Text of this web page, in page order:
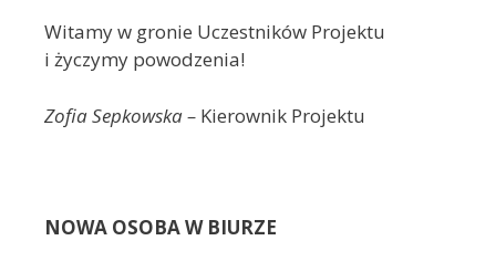
Witamy w gronie Uczestników Projektu
i życzymy powodzenia!
Zofia Sepkowska – Kierownik Projektu
NOWA OSOBA W BIURZE